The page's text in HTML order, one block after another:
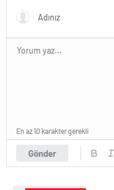
Gönder
En az 10 karakter gerekli